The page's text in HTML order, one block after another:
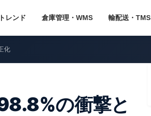
レンド 倉庫管理・WMS 輸配送・TMS
化
の衝撃と